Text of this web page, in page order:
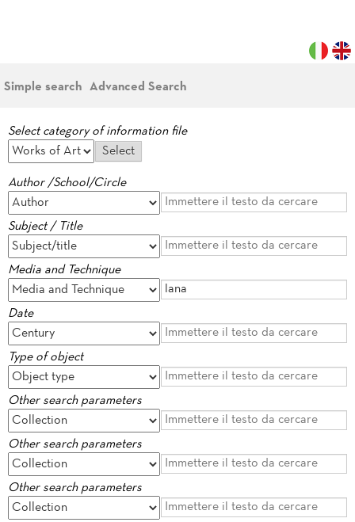
Simple search Advanced Search
Select category of information file
Author /School/Circle
Subject / Title
Media and Technique
Date
Type of object
Other search parameters
Other search parameters
Other search parameters